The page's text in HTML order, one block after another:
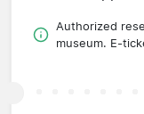
Authorized
museum. E-